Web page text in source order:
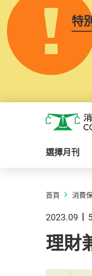
特
消費者委員
選擇月刊
首頁 消費
2023.09
理財